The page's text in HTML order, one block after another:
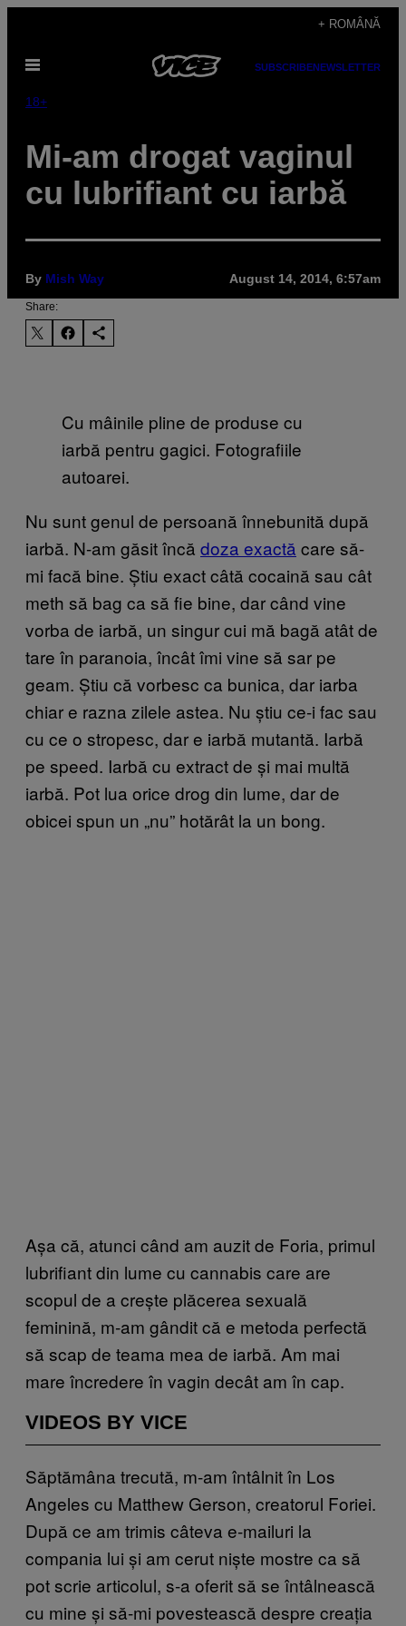
content
+ ROMÂNĂ
Open
SUBSCRIBENEWSLETTER
18+
Mi-am drogat vaginul
cu lubrifiant cu iarbă
By Mish Way August 14, 2014, 6:57am
Share:
Cu mâinile pline de produse cu
iarbă pentru gagici. Fotografiile
autoarei.
Nu sunt genul de persoană înnebunită după
iarbă. N-am găsit încă doza exactă care să-
mi facă bine. Știu exact câtă cocaină sau cât
meth să bag ca să fie bine, dar când vine
vorba de iarbă, un singur cui mă bagă atât de
tare în paranoia, încât îmi vine să sar pe
geam. Știu că vorbesc ca bunica, dar iarba
chiar e razna zilele astea. Nu știu ce-i fac sau
cu ce o stropesc, dar e iarbă mutantă. Iarbă
pe speed. Iarbă cu extract de și mai multă
iarbă. Pot lua orice drog din lume, dar de
obicei spun un „nu” hotărât la un bong.
Așa că, atunci când am auzit de Foria, primul
lubrifiant din lume cu cannabis care are
scopul de a crește plăcerea sexuală
feminină, m-am gândit că e metoda perfectă
să scap de teama mea de iarbă. Am mai
mare încredere în vagin decât am în cap.
VIDEOS BY VICE
Săptămâna trecută, m-am întâlnit în Los
Angeles cu Matthew Gerson, creatorul Foriei.
După ce am trimis câteva e-mailuri la
compania lui și am cerut niște mostre ca să
pot scrie articolul, s-a oferit să se întâlnească
cu mine și să-mi povestească despre creația